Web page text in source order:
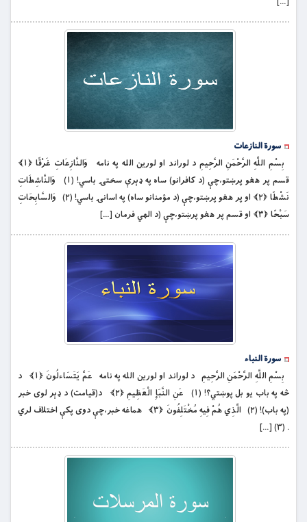
سورة النازعات
بِسْمِ اللَّهِ الرَّحْمَنِ الرَّحِيمِ د لوراند او لورین الله په نامه وَالنَّازِعَاتِ غَرْقًا ﴿۱﴾
قسم پر هغو پرښتو،چې (د کافرانو) ساه په ډېرې سختۍ باسي! (۱) وَالنَّاشِطَاتِ
نَشْطًا ﴿۲﴾ او پر هغو پرښتو،چې (د مؤمنانو ساه) په اسانۍ باسي! (۲) وَالسَّابِحَاتِ
سَبْحًا ﴿۳﴾ او قسم پر هغو پرښتو،چې (د الهي فرمان […]
سورة النباء
بِسْمِ اللَّهِ الرَّحْمَنِ الرَّحِيمِ د لوراند او لورین الله په نامه عَمَّ يَتَسَاءلُونَ ﴿۱﴾ د
څه په باب يو بل پوښتي؟! (۱) عَنِ النَّبَإِ الْعَظِيمِ ﴿۲﴾ د(قيامت) د ډېر لوى خبر
(په باب)! (۲) الَّذِي هُمْ فِيهِ مُخْتَلِفُونَ ﴿۳﴾ هماغه خبر،چې دوی پکې اختلاف لري
. (۳) […]